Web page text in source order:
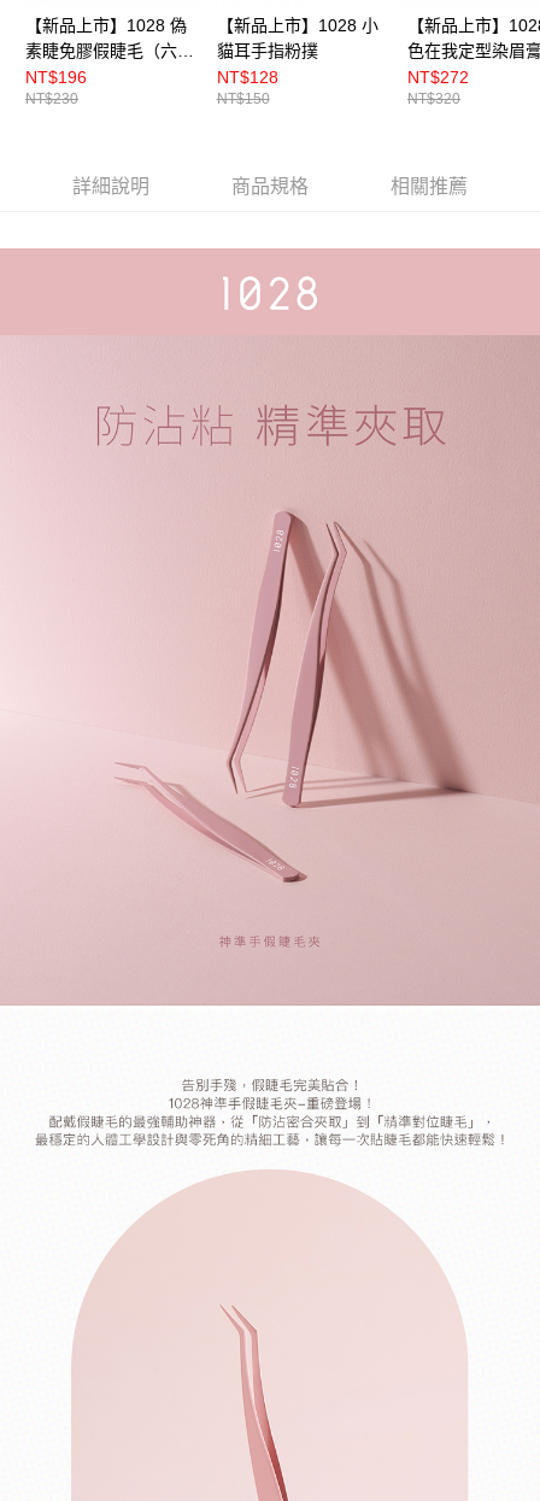
【新品上市】1028 偽
素睫免膠假睫毛（六款
任選）
NT$196
NT$230
【新品上市】1028 小
貓耳手指粉撲
NT$128
NT$150
【新品上市】
色在我定型染眉
NT$272
NT$320
詳細說明 商品規格 相關推薦